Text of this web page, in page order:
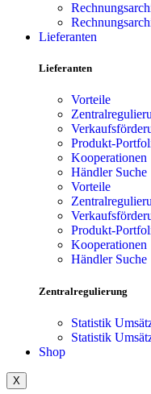
Lieferanten
Lieferanten
Vorteile
Produkt-
Kooperationen
Händler Suche
Vorteile
Produkt-
Kooperationen
Händler Suche
Zentralregulierung
Statistik
Statistik
Shop
X